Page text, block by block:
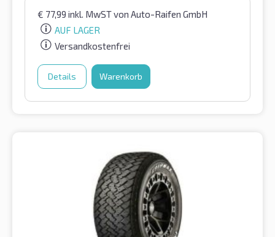
€ 77,99 inkl. MwSTvon Auto-Raifen GmbH
AUF LAGER
Versandkostenfrei
Details Warenkorb